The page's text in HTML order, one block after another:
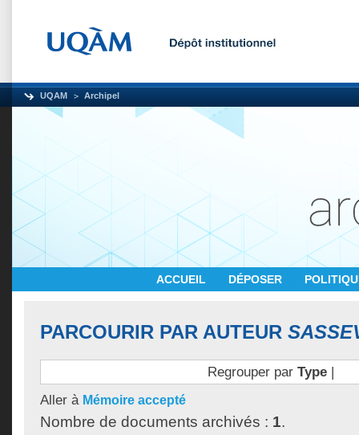
UQAM Archipel
ACCUEIL DÉPOSER
PARCOURIR PAR AUTEUR
Regrouper par Type|
Aller à Mémoire accepté
Nombre de documents archivés : 1.